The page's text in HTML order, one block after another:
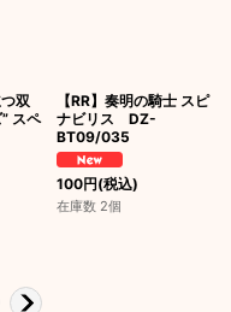
つ双
スペ
【RR】奏明の騎士 スピ
ナビリス DZ-
BT09/035
100円(税込)
在庫数 2個